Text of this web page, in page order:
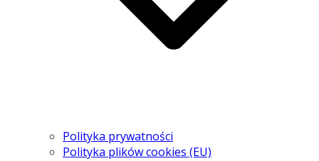
Polityka prywatności
Polityka plików cookies (EU)